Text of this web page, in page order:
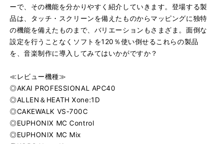
ーで、その機能を分かりやすく紹介していきます。登場する製
品は、タッチ・スクリーンを備えたものからマッピングに独特
の機能を備えたものまで、バリエーションもさまざま。面倒な
設定を行うことなくソフトを120％使い倒せるこれらの製品
を、音楽制作に導入してみてはいかがですか？
≪レビュー機種≫
◎AKAI PROFESSIONAL APC40
◎ALLEN＆HEATH Xone:1D
◎CAKEWALK VS-700C
◎EUPHONIX MC Control
◎EUPHONIX MC Mix